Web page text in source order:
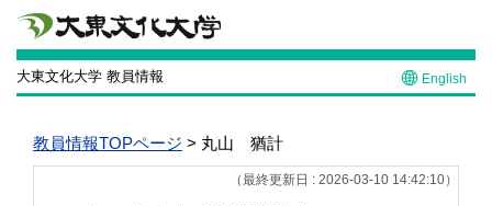
大東文化大学 教員情報 English
教員情報TOPページ > 丸山 猶計
（最終更新日 : 2026-03-10 14:42:10）